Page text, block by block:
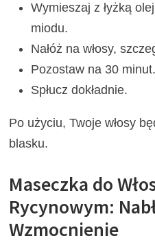
Wymieszaj z łyżką
miodu.
Nałóż na włosy,
Pozostaw na 30 minut.
Spłucz dokładnie.
Po użyciu, Twoje włosy
blasku.
Maseczka do
Rycynowym:
Wzmocnienie